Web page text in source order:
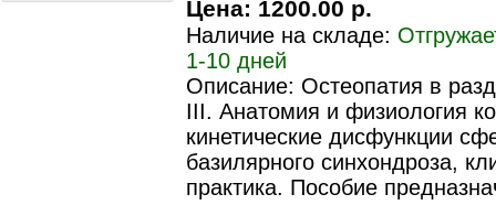
Цена: 1200.00 р.
Наличие на складе:
1-10 дней
Описание: Остеопатия в
III. Анатомия и физиология
кинетические дисфункции
базилярного синхондроза,
практика. Пособие